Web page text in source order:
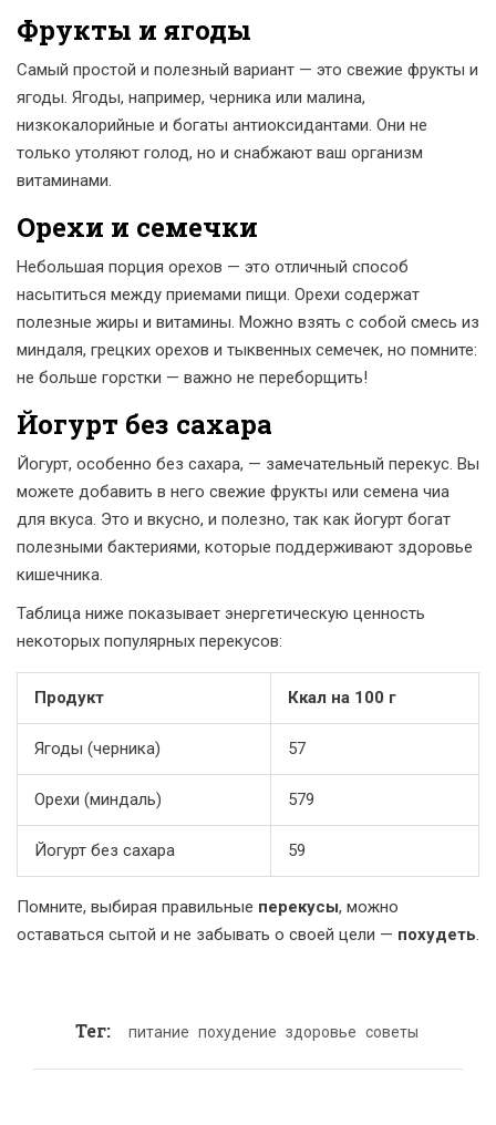
Фрукты и ягоды
Самый простой и полезный вариант — это свежие фрукты и
ягоды. Ягоды, например, черника или малина,
низкокалорийные и богаты антиоксидантами. Они не
только утоляют голод, но и снабжают ваш организм
витаминами.
Орехи и семечки
Небольшая порция орехов — это отличный способ
насытиться между приемами пищи. Орехи содержат
полезные жиры и витамины. Можно взять с собой смесь из
миндаля, грецких орехов и тыквенных семечек, но помните:
не больше горстки — важно не переборщить!
Йогурт без сахара
Йогурт, особенно без сахара, — замечательный перекус. Вы
можете добавить в него свежие фрукты или семена чиа
для вкуса. Это и вкусно, и полезно, так как йогурт богат
полезными бактериями, которые поддерживают здоровье
кишечника.
Таблица ниже показывает энергетическую ценность
некоторых популярных перекусов:
Продукт Ккал на 100 г
Ягоды (черника) 57
Орехи (миндаль) 579
Йогурт без сахара 59
Помните, выбирая правильные перекусы, можно
оставаться сытой и не забывать о своей цели — похудеть.
Тег: питание похудение здоровье советы